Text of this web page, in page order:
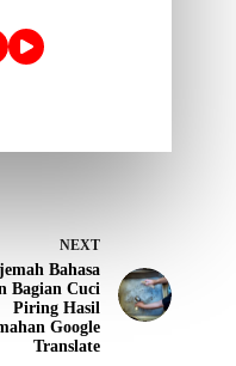
NEXT
Bahasa
Bagian Cuci
Piring Hasil
Google
Translate